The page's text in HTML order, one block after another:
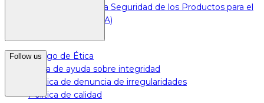
Ley de Mejora de la Seguridad de los Productos para el
Consumidor (CPSIA)
Código de Ética
Línea de ayuda sobre integridad
Política de denuncia de irregularidades
Política de calidad
Follow us